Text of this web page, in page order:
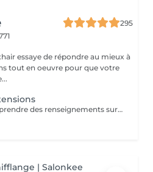
295
essaye de répondre au mieux à
Ce service vous permet de prendre des renseignements sur une pose d'extension de cheveux ( devis,quantité de mèches,temps à prévoir) Le prix de ce service vous sera déduit si vous décidez de réaliser votre pose d'extensions.